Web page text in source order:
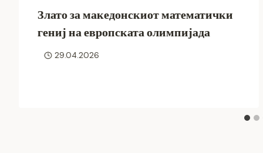
Злато за македонскиот математички
гениј на европската олимпијада
29.04.2026